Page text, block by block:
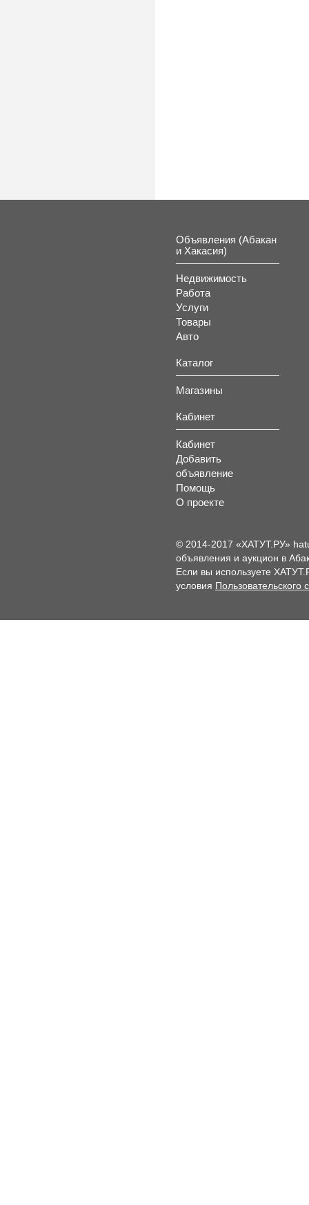
Объявления (Абакан
и Хакасия)
Недвижимость
Работа
Услуги
Товары
Авто
Каталог
Магазины
Кабинет
Кабинет
Добавить
объявление
Помощь
О проекте
© 2014-2017 «ХАТУТ.РУ»
объявления и аукцион в
Если вы используете
условия Пользовательского